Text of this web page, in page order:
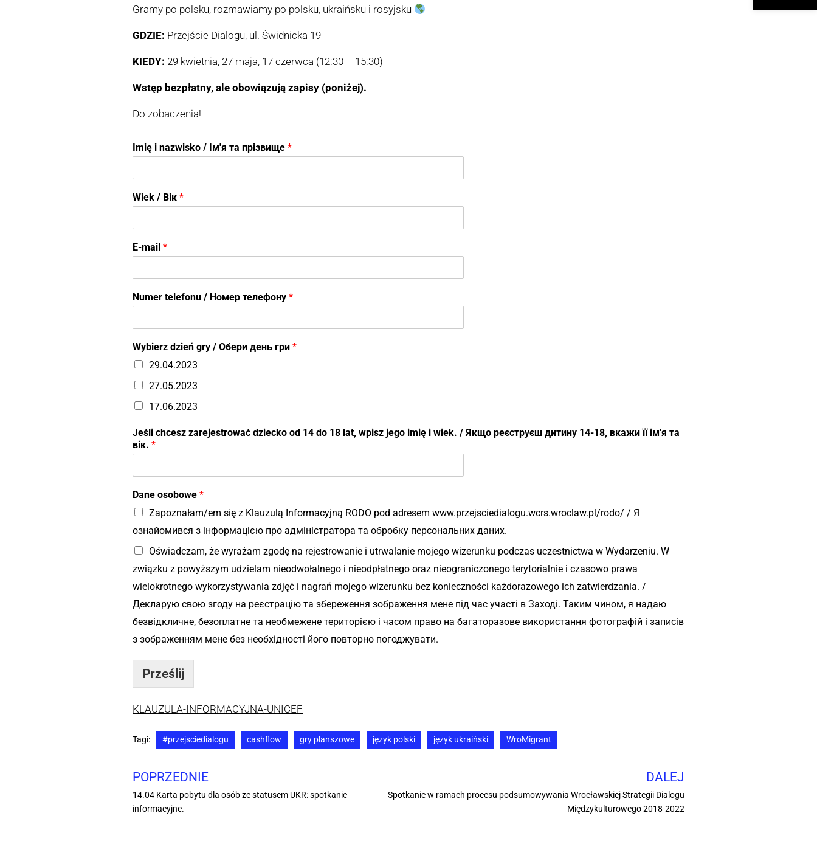
Gramy po polsku, rozmawiamy po polsku, ukraińsku i rosyjsku
GDZIE: Przejście Dialogu, ul. Świdnicka 19
KIEDY: 29 kwietnia, 27 maja, 17 czerwca (12:30 – 15:30)
Wstęp bezpłatny, ale obowiązują zapisy (poniżej).
Do zobaczenia!
Imię i nazwisko / Ім'я та прізвище *
Wiek / Вік *
E-mail *
Numer telefonu / Номер телефону *
Wybierz dzień gry / Обери день гри *
29.04.2023
27.05.2023
17.06.2023
Jeśli chcesz zarejestrować dziecko od 14 do 18 lat, wpisz jego imię i wiek. / Якщо реєструєш дитину 14-18, вкажи її ім'я та
вік. *
Dane osobowe *
Zapoznałam/em się z Klauzulą Informacyjną RODO pod adresem www.przejsciedialogu.wcrs.wroclaw.pl/rodo/ / Я
ознайомився з інформацією про адміністратора та обробку персональних даних.
Oświadczam, że wyrażam zgodę na rejestrowanie i utrwalanie mojego wizerunku podczas uczestnictwa w Wydarzeniu. W
związku z powyższym udzielam nieodwołalnego i nieodpłatnego oraz nieograniczonego terytorialnie i czasowo prawa
wielokrotnego wykorzystywania zdjęć i nagrań mojego wizerunku bez konieczności każdorazowego ich zatwierdzania. /
Декларую свою згоду на реєстрацію та збереження зображення мене під час участі в Заході. Таким чином, я надаю
безвідкличне, безоплатне та необмежене територією і часом право на багаторазове використання фотографій і записів
з зображенням мене без необхідності його повторно погоджувати.
Prześlij
KLAUZULA-INFORMACYJNA-UNICEF
Tagi: #przejsciedialogu cashflow gry planszowe język polski język ukraiński WroMigrant
POPRZEDNIE
14.04 Karta pobytu dla osób ze statusem UKR: spotkanie
informacyjne.
DALEJ
Spotkanie w ramach procesu podsumowywania Wrocławskiej Strategii Dialogu
Międzykulturowego 2018-2022